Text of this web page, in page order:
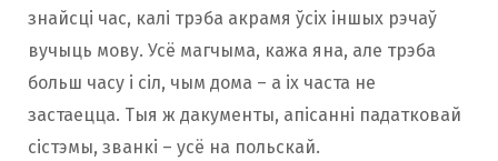
знайсці час, калі трэба акрамя ўсіх іншых рэчаў
вучыць мову. Усё магчыма, кажа яна, але трэба
больш часу і сіл, чым дома – а іх часта не
застаецца. Тыя ж дакументы, апісанні падатковай
сістэмы, званкі – усё на польскай.